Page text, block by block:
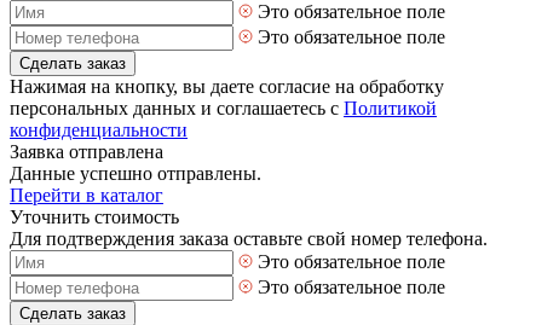
Это обязательное поле
Это обязательное поле
Сделать заказ
Нажимая на кнопку, вы даете согласие на обработку
персональных данных и соглашаетесь с Политикой
конфиденциальности
Заявка отправлена
Данные успешно отправлены.
Перейти в каталог
Уточнить стоимость
Для подтверждения заказа оставьте свой номер телефона.
Это обязательное поле
Это обязательное поле
Сделать заказ